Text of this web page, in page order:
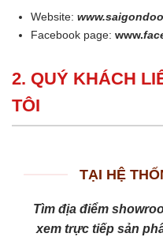
Website:
Facebook page:www.
2. QUÝ KHÁCH
TÔI
TẠI HỆ
Tìm địa điểm
xem trực tiếp sản